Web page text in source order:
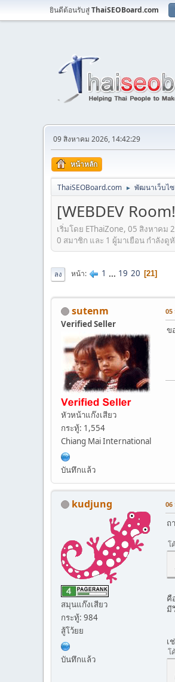
ยินดีต้อนรับสู่ThaiSEOBoard.com
09 สิงหาคม 2026, 14:42:29
หน้าหลัก
ThaiSEOBoard.com ► พัฒนาเว็บไ
[WEBDEV
เริ่มโดย EThaiZone, 05 สิงหาคม
0 สมาชิก และ 1 ผู้มาเยือน กำลังดู
ลง หน้า 1 ... 19 20 21
sutenm
Verified Seller
หัวหน้าแก๊งเสียว
กระทู้: 1,554
Chiang Mai International
บันทึกแล้ว
05
ข
kudjung
สมุนแก๊งเสียว
กระทู้: 984
สู้โว้ยย
บันทึกแล้ว
06
ถ
โ
คื
มี
เ
โ